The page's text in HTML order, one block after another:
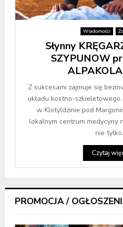
Wiadomości
Słynny
SZYPUNOW
Z sukcesami zajmuje się
układu kostno-
w Klotyldzinie pod
lokalnym centrum medycyny
nie
Czytaj
PROMOCJA /